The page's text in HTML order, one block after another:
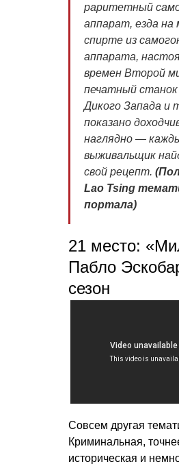
раритетный
аппарат, езда на
спирте из
аппарата,
времен Второй
печатный
Дикого Запада и
показано
наглядно —
выживальщик
свой рецепт.
Lao Tsing
портала)
21 место:
Пабло
сезон
Совсем другая
Криминальная,
историческая и